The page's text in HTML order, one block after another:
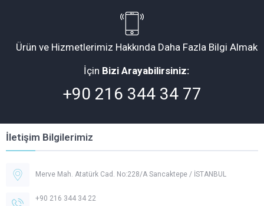
Ürün ve Hizmetlerimiz Hakkında Daha Fazla Bilgi Almak
İçin Bizi Arayabilirsiniz:
+90 216 344 34 77
İletişim Bilgilerimiz
Merve Mah. Atatürk Cad. No:228/A Sancaktepe / İSTANBUL
+90 216 344 34 22